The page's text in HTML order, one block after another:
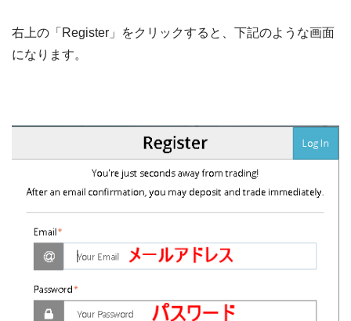
右上の「Register」をクリックすると、下記のような画面
になります。